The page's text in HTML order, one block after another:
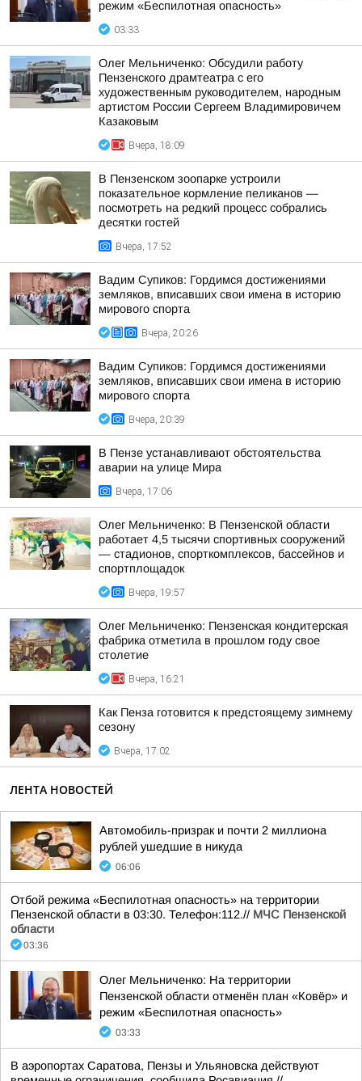
режим «Беспилотная опасность»
03:33
Олег Мельниченко: Обсудили работу
Пензенского драмтеатра с его
художественным руководителем, народным
артистом России Сергеем Владимировичем
Казаковым
Вчера, 18:09
В Пензенском зоопарке устроили
показательное кормление пеликанов —
посмотреть на редкий процесс собрались
десятки гостей
Вчера, 17:52
Вадим Супиков: Гордимся достижениями
земляков, вписавших свои имена в историю
мирового спорта
Вчера, 20:26
Вадим Супиков: Гордимся достижениями
земляков, вписавших свои имена в историю
мирового спорта
Вчера, 20:39
В Пензе устанавливают обстоятельства
аварии на улице Мира
Вчера, 17:06
Олег Мельниченко: В Пензенской области
работает 4,5 тысячи спортивных сооружений
— стадионов, спорткомплексов, бассейнов и
спортплощадок
Вчера, 19:57
Олег Мельниченко: Пензенская кондитерская
фабрика отметила в прошлом году свое
столетие
Вчера, 16:21
Как Пенза готовится к предстоящему зимнему
сезону
Вчера, 17:02
ЛЕНТА НОВОСТЕЙ
Автомобиль-призрак и почти 2 миллиона
рублей ушедшие в никуда
06:06
Отбой режима «Беспилотная опасность» на территории
Пензенской области в 03:30. Телефон:112.// МЧС Пензенской
области
03:36
Олег Мельниченко: На территории
Пензенской области отменён план «Ковёр» и
режим «Беспилотная опасность»
03:33
В аэропортах Саратова, Пензы и Ульяновска действуют